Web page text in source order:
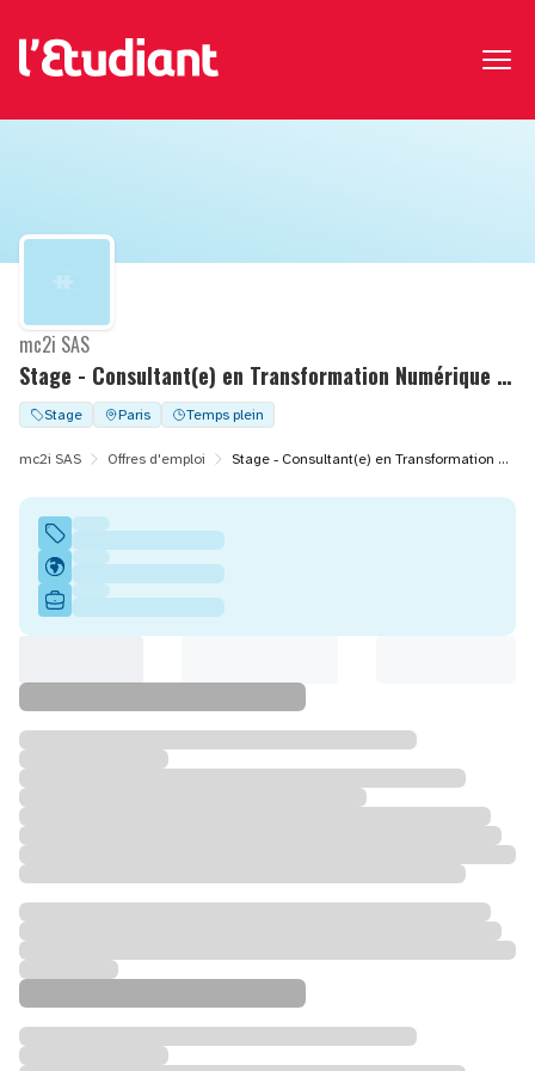
Stage - Consultant(e) en Transformation Numérique - Transport H/F
mc2i SAS
Stage Paris Temps plein
mc2i SAS Offres d'emploi Stage - Consultant(e) en Transformation Numérique - Transport H/F